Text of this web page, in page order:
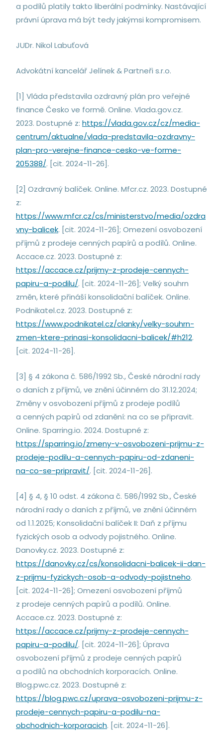
a podílů platily takto liberální podmínky. Nastávající
právní úprava má být tedy jakýmsi kompromisem.
JUDr. Nikol Labuťová
Advokátní kancelář Jelínek & Partneři s.r.o.
[1] Vláda představila ozdravný plán pro veřejné
finance Česko ve formě. Online. Vlada.gov.cz.
2023. Dostupné z: https://vlada.gov.cz/cz/media-
centrum/aktualne/vlada-predstavila-ozdravny-
plan-pro-verejne-finance-cesko-ve-forme-
205388/. [cit. 2024-11-26].
[2] Ozdravný balíček. Online. Mfcr.cz. 2023. Dostupné
z:
https://www.mfcr.cz/cs/ministerstvo/media/ozdra
vny-balicek. [cit. 2024-11-26]; Omezení osvobození
příjmů z prodeje cenných papírů a podílů. Online.
Accace.cz. 2023. Dostupné z:
https://accace.cz/prijmy-z-prodeje-cennych-
papiru-a-podilu/. [cit. 2024-11-26]; Velký souhrn
změn, které přináší konsolidační balíček. Online.
Podnikatel.cz. 2023. Dostupné z:
https://www.podnikatel.cz/clanky/velky-souhrn-
zmen-ktere-prinasi-konsolidacni-balicek/#h212.
[cit. 2024-11-26].
[3] § 4 zákona č. 586/1992 Sb., České národní rady
o daních z příjmů, ve znění účinném do 31.12.2024;
Změny v osvobození příjmů z prodeje podílů
a cenných papírů od zdanění: na co se připravit.
Online. Sparring.io. 2024. Dostupné z:
https://sparring.io/zmeny-v-osvobozeni-prijmu-z-
prodeje-podilu-a-cennych-papiru-od-zdaneni-
na-co-se-pripravit/. [cit. 2024-11-26].
[4] § 4, § 10 odst. 4 zákona č. 586/1992 Sb., České
národní rady o daních z příjmů, ve znění účinném
od 1.1.2025; Konsolidační balíček II: Daň z příjmu
fyzických osob a odvody pojistného. Online.
Danovky.cz. 2023. Dostupné z:
https://danovky.cz/cs/konsolidacni-balicek-ii-dan-
z-prijmu-fyzickych-osob-a-odvody-pojistneho.
[cit. 2024-11-26]; Omezení osvobození příjmů
z prodeje cenných papírů a podílů. Online.
Accace.cz. 2023. Dostupné z:
https://accace.cz/prijmy-z-prodeje-cennych-
papiru-a-podilu/. [cit. 2024-11-26]; Úprava
osvobození příjmů z prodeje cenných papírů
a podílů na obchodních korporacích. Online.
Blog.pwc.cz. 2023. Dostupné z:
https://blog.pwc.cz/uprava-osvobozeni-prijmu-z-
prodeje-cennych-papiru-a-podilu-na-
obchodnich-korporacich. [cit. 2024-11-26].